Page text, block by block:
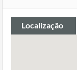
Localização